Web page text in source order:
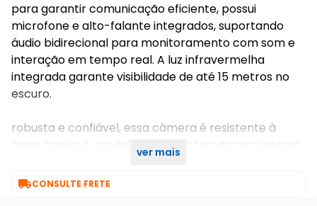
para garantir comunicação eficiente, possui
microfone e alto-falante integrados, suportando
áudio bidirecional para monitoramento com som e
interação em tempo real. A luz infravermelha
integrada garante visibilidade de até 15 metros no
escuro.
robusta e confiável, essa câmera é resistente à
água, poeira e vandalismo, perfeita para uso interno
ver mais
CONSULTE FRETE